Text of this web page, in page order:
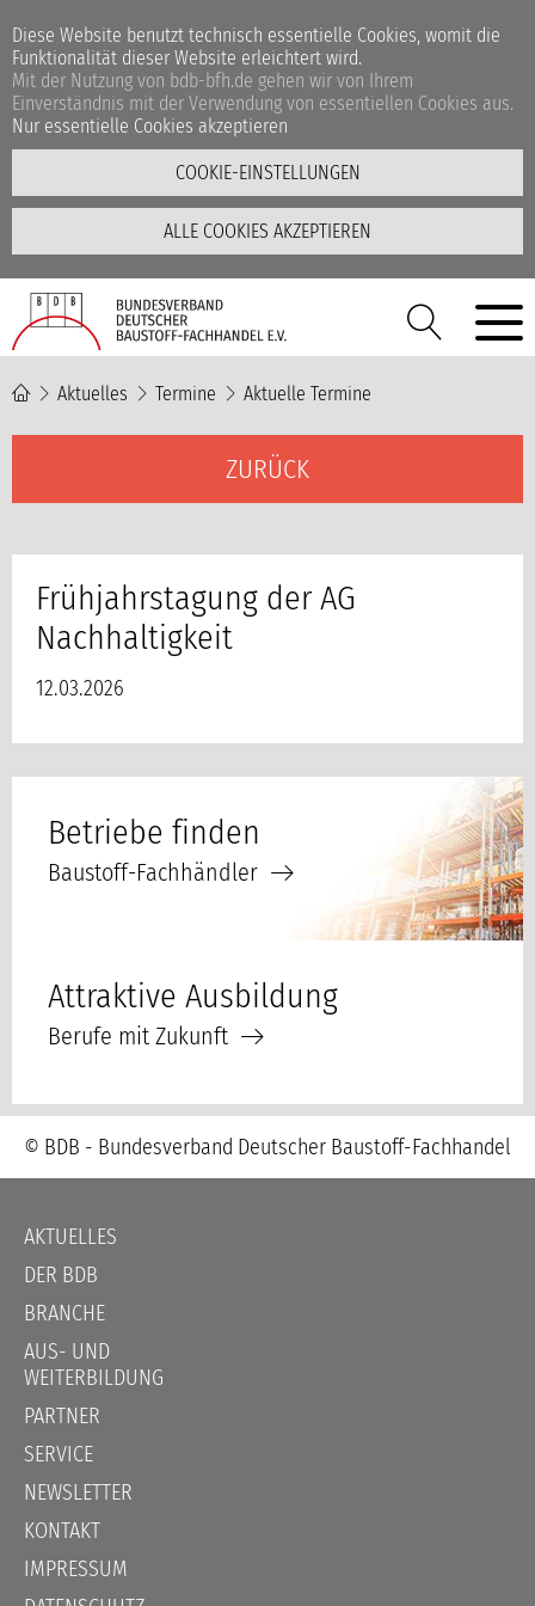
Diese Website benutzt technisch essentielle Cookies, womit die
Funktionalität dieser Website erleichtert wird.
Mit der Nutzung von bdb-bfh.de gehen wir von Ihrem
Einverständnis mit der Verwendung von essentiellen Cookies aus.
Nur essentielle Cookies akzeptieren
COOKIE-EINSTELLUNGEN
ALLE COOKIES AKZEPTIEREN
Aktuelles Termine Aktuelle Termine
Frühjahrstagung der AG
Nachhaltigkeit
12.03.2026
Betriebe finden
Baustoff-Fachhändler
Attraktive Ausbildung
Berufe mit Zukunft
ZURÜCK
© BDB - Bundesverband Deutscher Baustoff-Fachhandel
Navigation
überspringen
AKTUELLES
DER BDB
BRANCHE
AUS- UND
WEITERBILDUNG
PARTNER
SERVICE
NEWSLETTER
KONTAKT
IMPRESSUM